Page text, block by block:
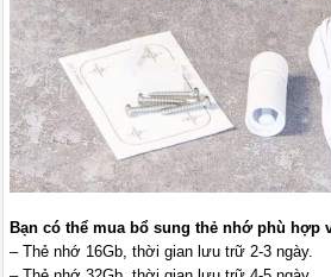
Bạn có thể mua bổ sung thẻ nhớ phù hợp
– Thẻ nhớ 16Gb, thời gian lưu trữ 2-3 ngày.